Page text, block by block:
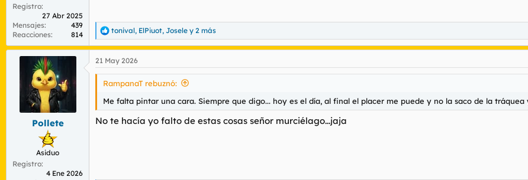
Registro
27 Abr 2025
Mensajes
439
Reacciones
814
R
e
a
c
c
e
s
tonival, ElPiuot, Josele y 2 más
Pollete
Asiduo
Registro
4 Ene 2026
21 May 2026
RampanaT rebuznó:
Me falta pintar una cara. Siempre que digo... hoy es el día, al final el placer me puede y no la saco de la tráquea
No te hacía yo falto de estas cosas señor murciélago...jaja